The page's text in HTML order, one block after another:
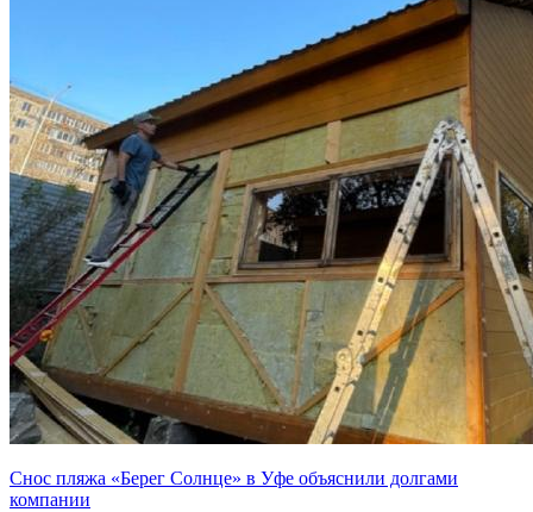
Снос пляжа «Берег Солнце» в Уфе объяснили долгами
компании